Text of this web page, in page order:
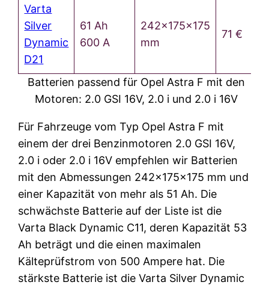
Batterien passend für Opel Astra F mit den
Motoren: 2.0 GSI 16V, 2.0 i und 2.0 i 16V
Varta
Silver
Dynamic
D21
61 Ah
600 A
242x175x175
mm
71 €
Für Fahrzeuge vom Typ Opel Astra F mit
einem der drei Benzinmotoren 2.0 GSI 16V,
2.0 i oder 2.0 i 16V empfehlen wir Batterien
mit den Abmessungen 242x175x175 mm und
einer Kapazität von mehr als 51 Ah. Die
schwächste Batterie auf der Liste ist die
Varta Black Dynamic C11, deren Kapazität 53
Ah beträgt und die einen maximalen
Kälteprüfstrom von 500 Ampere hat. Die
stärkste Batterie ist die Varta Silver Dynamic